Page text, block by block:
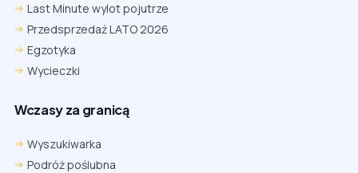
Last Minute wylot pojutrze
Przedsprzedaż LATO 2026
Egzotyka
Wycieczki
Wczasy za granicą
Wyszukiwarka
Podróż poślubna